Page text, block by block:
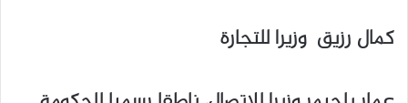
كمال رزيق وزيرا للتجارة